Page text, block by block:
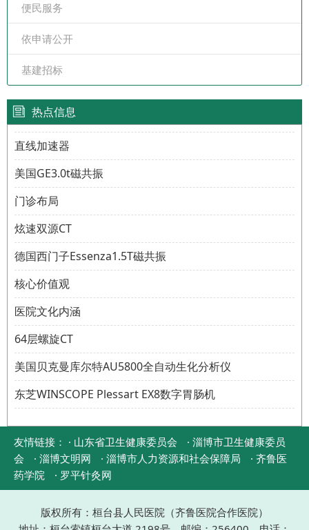
便民服务
依申请公开
基建招标
热点信息
直线加速器
美国GE3.0t磁共振
门诊布局
炫速双源CT
德国西门子Essenza1.5T磁共振
核心价值观
医院文化内涵
64层螺旋CT
美国贝克曼库尔特AU5800全自动生化分析仪
东芝WINSCOPE Plessart EX8数字胃肠机
友情链接： · 山东省卫生健康委员会
· 淄博市卫生健康委员
会
· 淄博文明网 · 淄博市人力资源和社会保障局
· 齐鲁医
药学院
· 罗平针灸网
版权所有：桓台县人民医院（齐鲁医院合作医院）